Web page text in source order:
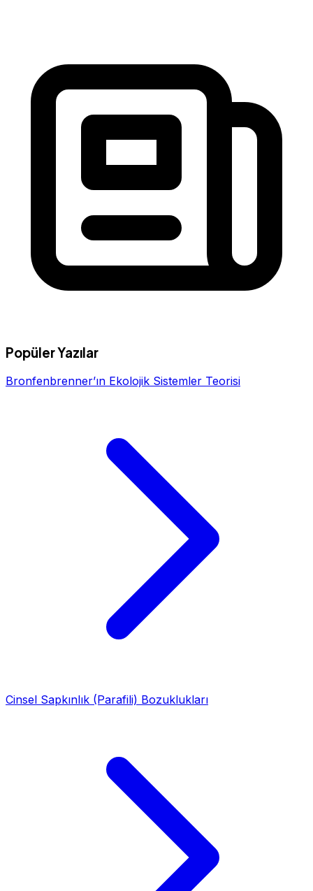
Popüler Yazılar
Bronfenbrenner’ın Ekolojik Sistemler Teorisi
Cinsel Sapkınlık (Parafili) Bozuklukları